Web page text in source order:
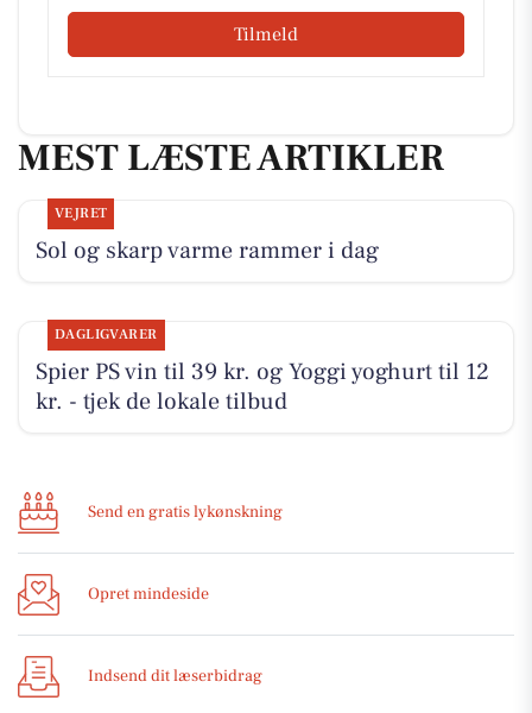
Tilmeld
MEST LÆSTE ARTIKLER
VEJRET
Sol og skarp varme rammer i dag
DAGLIGVARER
Spier PS vin til 39 kr. og Yoggi yoghurt til 12
kr. - tjek de lokale tilbud
Send en gratis lykønskning
Opret mindeside
Indsend dit læserbidrag